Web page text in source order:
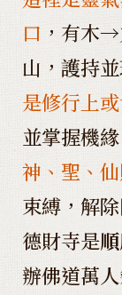
口 ，有木
山，護持
是修行上
並掌握機緣
神、聖、
束縛，解
德財寺是
辦佛道萬